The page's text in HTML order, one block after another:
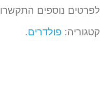
לפרטים נוספים התקשרו 1-800-200-420
קטגוריה: פולדרים.